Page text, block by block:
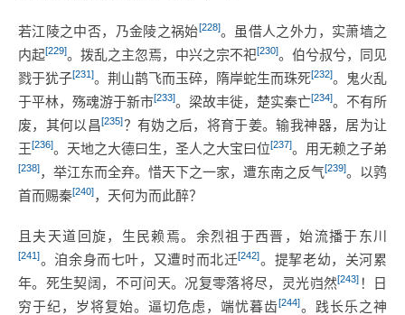
若江陵之中否，乃金陵之祸始[228]。虽借人之外力，实萧墙之
内起[229]。拨乱之主忽焉，中兴之宗不祀[230]。伯兮叔兮，同见
戮于犹子[231]。荆山鹊飞而玉碎，隋岸蛇生而珠死[232]。鬼火乱
于平林，殇魂游于新市[233]。梁故丰徙，楚实秦亡[234]。不有所
废，其何以昌[235]？有妫之后，将育于姜。输我神器，居为让
王[236]。天地之大德曰生，圣人之大宝曰位[237]。用无赖之子弟
[238] ，举江东而全弃。惜天下之一家，遭东南之反气[239]。以鹑
首而赐秦[240] ，天何为而此醉？
且夫天道回旋，生民赖焉。余烈祖于西晋，始流播于东川
[241]。洎余身而七叶，又遭时而北迁[242]。提挈老幼，关河累
年。死生契阔，不可问天。况复零落将尽，灵光岿然[243] ！日
穷于纪，岁将复始。逼切危虑，端忧暮齿[244]。践长乐之神